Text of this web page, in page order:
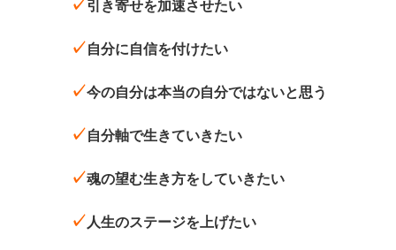
✓ 引き寄せを加速させたい
✓自分に自信を付けたい
✓今の自分は本当の自分ではないと思う
✓自分軸で生きていきたい
✓魂の望む生き方をしていきたい
✓ 人生のステージを上げたい